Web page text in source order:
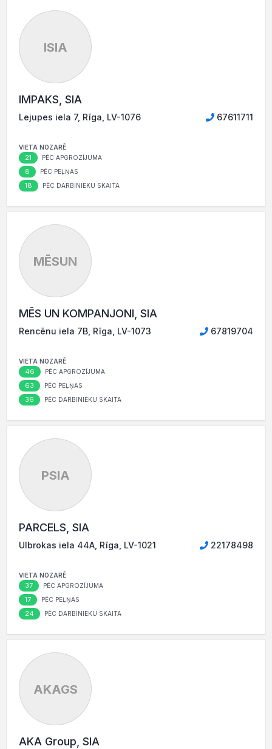
ISIA
IMPAKS, SIA
Lejupes iela 7, Rīga, LV-1076 67611711
VIETA NOZARĒ
21 PĒC APGROZĪJUMA
8 PĒC PEĻŅAS
18 PĒC DARBINIEKU SKAITA
MĒSUN
MĒS UN KOMPANJONI, SIA
Rencēnu iela 7B, Rīga, LV-1073 67819704
VIETA NOZARĒ
46 PĒC APGROZĪJUMA
63 PĒC PEĻŅAS
36 PĒC DARBINIEKU SKAITA
PSIA
PARCELS, SIA
Ulbrokas iela 44A, Rīga, LV-1021 22178498
VIETA NOZARĒ
37 PĒC APGROZĪJUMA
17 PĒC PEĻŅAS
24 PĒC DARBINIEKU SKAITA
AKAGS
AKA Group, SIA